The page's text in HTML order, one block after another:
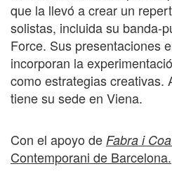
que la llevó a crear un
solistas, incluida su banda-
Force. Sus presentaciones
incorporan la
como estrategias creativas.
tiene su sede en Viena.
Con el apoyo de Fabra i
Contemporani de Barcelona.